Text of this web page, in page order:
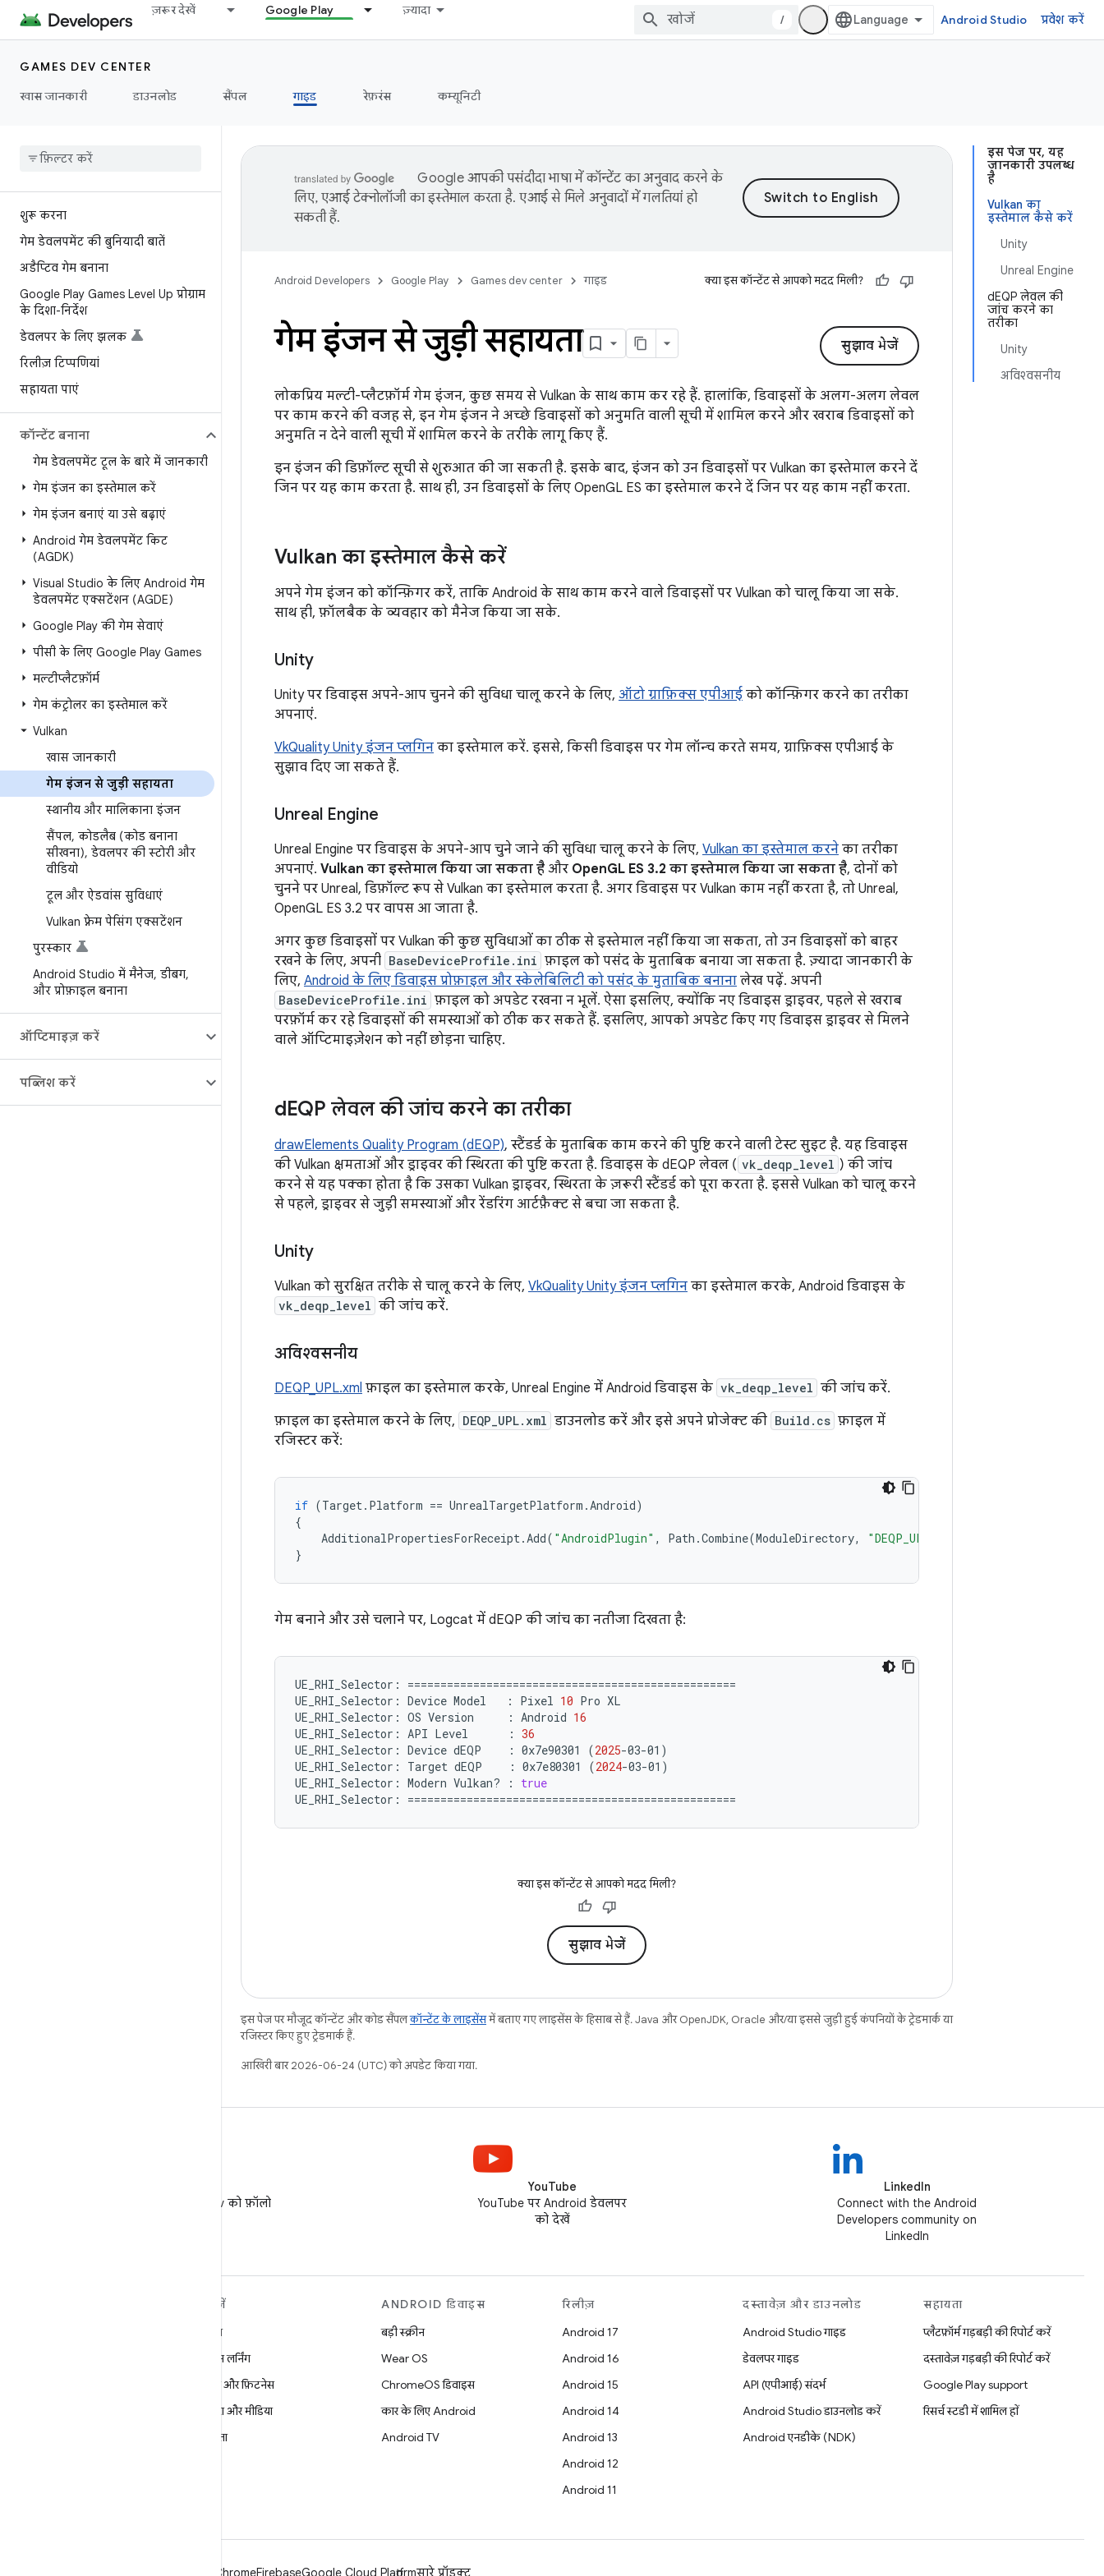
ज़रूर देखें Google Play ज़्यादा
/ Android Studio प्रवेश करें
GAMES DEV CENTER
खास जानकारी
डाउनलोड सैंपल गाइड रेफ़रंस कम्यूनिटी
शुरू करना
गेम डेवलपमेंट की बुनियादी बातें
अडैप्टिव गेम बनाना
Google Play Games Level Up प्रोग्राम
के दिशा-निर्देश
डेवलपर के लिए झलक
रिलीज़ टिप्पणियां
सहायता पाएं
कॉन्टेंट बनाना
गेम डेवलपमेंट टूल के बारे में जानकारी
गेम इंजन का इस्तेमाल करें
गेम इंजन बनाएं या उसे बढ़ाएं
Android गेम डेवलपमेंट किट
(AGDK)
Visual Studio के लिए Android गेम
डेवलपमेंट एक्सटेंशन (AGDE)
Google Play की गेम सेवाएं
पीसी के लिए Google Play Games
मल्टीप्लैटफ़ॉर्म
गेम कंट्रोलर का इस्तेमाल करें
Vulkan
खास जानकारी
गेम इंजन से जुड़ी सहायता
स्थानीय और मालिकाना इंजन
सैंपल, कोडलैब (कोड बनाना
सीखना), डेवलपर की स्टोरी और
वीडियो
टूल और ऐडवांस सुविधाएं
Vulkan फ़्रेम पेसिंग एक्सटेंशन
पुरस्कार
Android Studio में मैनेज, डीबग,
और प्रोफ़ाइल बनाना
ऑप्टिमाइज़ करें
पब्लिश करें
इस पेज पर, यह
जानकारी उपलब्ध
है
Vulkan का
इस्तेमाल कैसे करें
Unity
Unreal Engine
dEQP लेवल की
जांच करने का
तरीका
Unity
अविश्वसनीय
Google आपकी पसंदीदा भाषा में कॉन्टेंट का अनुवाद करने के
लिए, एआई टेक्नोलॉजी का इस्तेमाल करता है. एआई से मिले अनुवादों में गलतियां हो
सकती हैं.
Android Developers Google Play Games dev center गाइड क्या इस कॉन्टेंट से आपको मदद मिली?
सुझाव भेजें
गेम इंजन से जुड़ी सहायता
लोकप्रिय मल्टी-प्लैटफ़ॉर्म गेम इंजन, कुछ समय से Vulkan के साथ काम कर रहे हैं. हालांकि, डिवाइसों के अलग-अलग लेवल
पर काम करने की वजह से, इन गेम इंजन ने अच्छे डिवाइसों को अनुमति वाली सूची में शामिल करने और खराब डिवाइसों को
अनुमति न देने वाली सूची में शामिल करने के तरीके लागू किए हैं.
इन इंजन की डिफ़ॉल्ट सूची से शुरुआत की जा सकती है. इसके बाद, इंजन को उन डिवाइसों पर Vulkan का इस्तेमाल करने दें
जिन पर यह काम करता है. साथ ही, उन डिवाइसों के लिए OpenGL ES का इस्तेमाल करने दें जिन पर यह काम नहीं करता.
Vulkan का इस्तेमाल कैसे करें
अपने गेम इंजन को कॉन्फ़िगर करें, ताकि Android के साथ काम करने वाले डिवाइसों पर Vulkan को चालू किया जा सके.
साथ ही, फ़ॉलबैक के व्यवहार को मैनेज किया जा सके.
Unity
Unity पर डिवाइस अपने-आप चुनने की सुविधा चालू करने के लिए, ऑटो ग्राफ़िक्स एपीआई को कॉन्फ़िगर करने का तरीका
अपनाएं.
VkQuality Unity इंजन प्लगिन का इस्तेमाल करें. इससे, किसी डिवाइस पर गेम लॉन्च करते समय, ग्राफ़िक्स एपीआई के
सुझाव दिए जा सकते हैं.
Unreal Engine
Unreal Engine पर डिवाइस के अपने-आप चुने जाने की सुविधा चालू करने के लिए, Vulkan का इस्तेमाल करने का तरीका
अपनाएं. Vulkan का इस्तेमाल किया जा सकता है और OpenGL ES 3.2 का इस्तेमाल किया जा सकता है, दोनों को
चुनने पर Unreal, डिफ़ॉल्ट रूप से Vulkan का इस्तेमाल करता है. अगर डिवाइस पर Vulkan काम नहीं करता है, तो Unreal,
OpenGL ES 3.2 पर वापस आ जाता है.
अगर कुछ डिवाइसों पर Vulkan की कुछ सुविधाओं का ठीक से इस्तेमाल नहीं किया जा सकता, तो उन डिवाइसों को बाहर
रखने के लिए, अपनी BaseDeviceProfile.ini फ़ाइल को पसंद के मुताबिक बनाया जा सकता है. ज़्यादा जानकारी के
लिए, Android के लिए डिवाइस प्रोफ़ाइल और स्केलेबिलिटी को पसंद के मुताबिक बनाना लेख पढ़ें. अपनी
BaseDeviceProfile.ini फ़ाइल को अपडेट रखना न भूलें. ऐसा इसलिए, क्योंकि नए डिवाइस ड्राइवर, पहले से खराब
परफ़ॉर्म कर रहे डिवाइसों की समस्याओं को ठीक कर सकते हैं. इसलिए, आपको अपडेट किए गए डिवाइस ड्राइवर से मिलने
वाले ऑप्टिमाइज़ेशन को नहीं छोड़ना चाहिए.
dEQP लेवल की जांच करने का तरीका
drawElements Quality Program (dEQP), स्टैंडर्ड के मुताबिक काम करने की पुष्टि करने वाली टेस्ट सुइट है. यह डिवाइस
की Vulkan क्षमताओं और ड्राइवर की स्थिरता की पुष्टि करता है. डिवाइस के dEQP लेवल ( vk_deqp_level ) की जांच
करने से यह पक्का होता है कि उसका Vulkan ड्राइवर, स्थिरता के ज़रूरी स्टैंडर्ड को पूरा करता है. इससे Vulkan को चालू करने
से पहले, ड्राइवर से जुड़ी समस्याओं और रेंडरिंग आर्टफ़ैक्ट से बचा जा सकता है.
Unity
Vulkan को सुरक्षित तरीके से चालू करने के लिए, VkQuality Unity इंजन प्लगिन का इस्तेमाल करके, Android डिवाइस के
vk_deqp_level की जांच करें.
अविश्वसनीय
DEQP_UPL.xml फ़ाइल का इस्तेमाल करके, Unreal Engine में Android डिवाइस के vk_deqp_level की जांच करें.
फ़ाइल का इस्तेमाल करने के लिए, DEQP_UPL.xml डाउनलोड करें और इसे अपने प्रोजेक्ट की Build.cs फ़ाइल में
रजिस्टर करें:
if (Target. Platform == UnrealTargetPlatform .Android)
{
AdditionalPropertiesForReceipt.Add( "AndroidPlugin" , Path .Combine(ModuleDirectory, "DEQP_UPL.xml"
}
गेम बनाने और उसे चलाने पर, Logcat में dEQP की जांच का नतीजा दिखता है:
UE_RHI_Selector:
==================================================
UE_RHI_Selector: Device Model : Pixel 10 Pro XL
UE_RHI_Selector: OS Version : Android 16
UE_RHI_Selector: API Level : 36
UE_RHI_Selector: Device dEQP : 0x7e90301 (2025-03-01 )
UE_RHI_Selector:
Target dEQP : 0x7e80301 (2024-03-01 )
UE_RHI_Selector: Modern Vulkan? :
true
UE_RHI_Selector:
==================================================
क्या इस कॉन्टेंट से आपको मदद मिली?
सुझाव भेजें
इस पेज पर मौजूद कॉन्टेंट और कोड सैंपलकॉन्टेंट के लाइसेंसमें बताए गए लाइसेंस के हिसाब से हैं. Java और OpenJDK, Oracle और/या इससे जुड़ी हुई कंपनियों के ट्रेडमार्क या
रजिस्टर किए हुए ट्रेडमार्क हैं.
आखिरी बार 2026-06-24 (UTC) को अपडेट किया गया.
X पर @AndroidDev को फ़ॉलो
YouTube
YouTube पर Android डेवलपर
को देखें
LinkedIn
Connect with the Android
Developers community on
LinkedIn
खोजें
गेमिंग
मशीन लर्निंग
सेहत और फ़िटनेस
कैमरा और मीडिया
निजता
ANDROID डिवाइस
बड़ी स्क्रीन
Wear OS
ChromeOS डिवाइस
कार के लिए Android
Android TV
रिलीज़
Android 17
Android 16
Android 15
Android 14
Android 13
Android 12
Android 11
दस्तावेज़ और डाउनलोड
Android Studio गाइड
डेवलपर गाइड
API (एपीआई) संदर्भ
Android Studio डाउनलोड करें
Android एनडीके (NDK)
सहायता
प्लैटफ़ॉर्म गड़बड़ी की रिपोर्ट करें
दस्तावेज़ गड़बड़ी की रिपोर्ट करें
Google Play support
रिसर्च स्टडी में शामिल हों
ChromeFirebaseGoogle Cloud Platformसारे प्रॉडक्ट